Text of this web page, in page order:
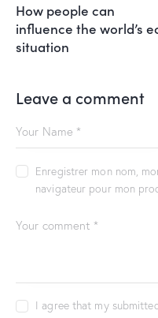
How people can
influence the world’s
situation
Leave a comment
Enregistrer mon nom,
navigateur pour mon
I agree that my